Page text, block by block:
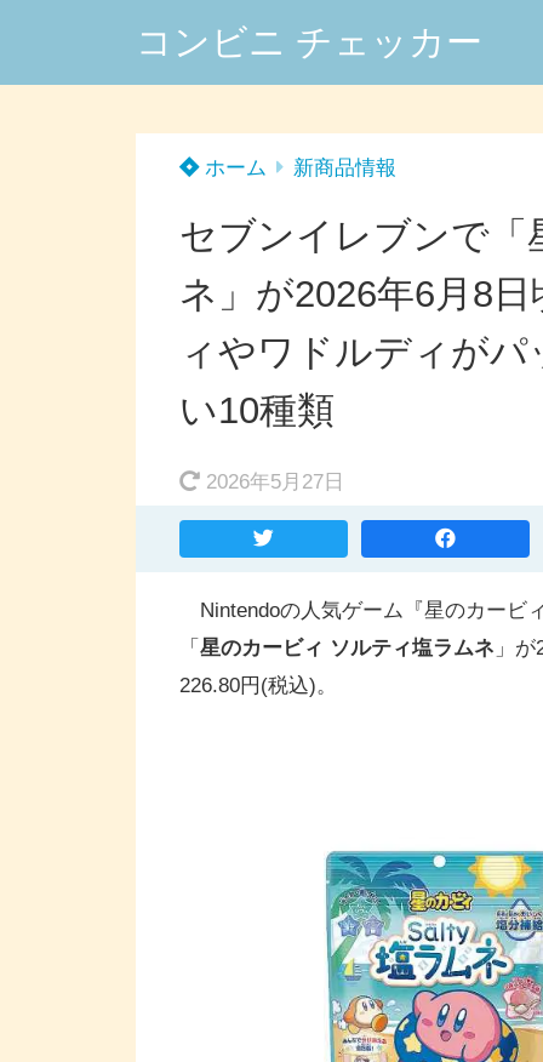
コンビニ チェッカー
ホーム 新商品情報
セブンイレブンで
ネ」が2026年6月8
ィやワドルディが
い10種類
2026年5月27日
Nintendoの人気ゲーム『星のカービ
「 星のカービィ ソルティ塩ラムネ 」
226.80円(税込)。